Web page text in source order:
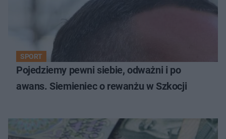
SPORT
Pojedziemy pewni siebie, odważni i po
awans. Siemieniec o rewanżu w Szkocji